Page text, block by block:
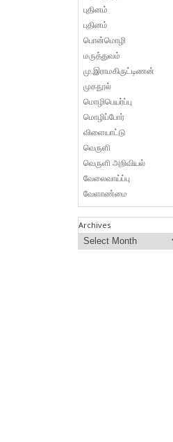
புதினம்
புதினம்
பொன்மொழி
மருத்துவம்
மு.இராமகிருட்டிணன்
முகநூல்
மொழிபெயர்ப்பு
மொழிப்போர்
விளையாட்டு
வெருளி
வெருளி அறிவியல்
வேலைவாய்ப்பு
வேளாண்மை
Archives